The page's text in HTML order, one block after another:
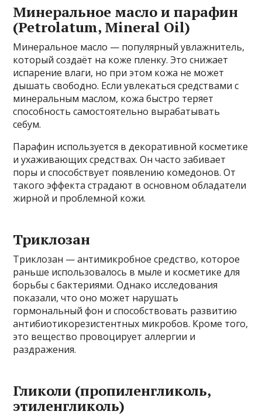
Минеральное масло и парафин
(Petrolatum, Mineral Oil)
Минеральное масло — популярный увлажнитель,
который создаёт на коже пленку. Это снижает
испарение влаги, но при этом кожа не может
дышать свободно. Если увлекаться средствами с
минеральным маслом, кожа быстро теряет
способность самостоятельно вырабатывать
себум.
Парафин используется в декоративной косметике
и ухаживающих средствах. Он часто забивает
поры и способствует появлению комедонов. От
такого эффекта страдают в основном обладатели
жирной и проблемной кожи.
Триклозан
Триклозан — антимикробное средство, которое
раньше использовалось в мыле и косметике для
борьбы с бактериями. Однако исследования
показали, что оно может нарушать
гормональный фон и способствовать развитию
антибиотикорезистентных микробов. Кроме того,
это вещество провоцирует аллергии и
раздражения.
Гликоли (пропиленгликоль,
этиленгликоль)